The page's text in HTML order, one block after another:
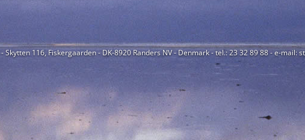
116, Fiskergaarden - DK-8920 Randers NV - Denmark - tel.: 23 32 89 88 - e-mail: